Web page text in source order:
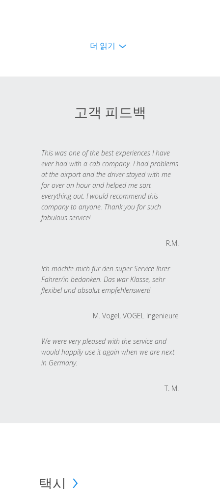
더 읽기
고객 피드백
This was one of the best experiences I have
ever had with a cab company. I had problems
at the airport and the driver stayed with me
for over an hour and helped me sort
everything out. I would recommend this
company to anyone. Thank you for such
fabulous service!
R.M.
Ich möchte mich für den super Service Ihrer
Fahrer/in bedanken. Das war Klasse, sehr
flexibel und absolut empfehlenswert!
M. Vogel, VOGEL Ingenieure
We were very pleased with the service and
would happily use it again when we are next
in Germany.
T. M.
택시